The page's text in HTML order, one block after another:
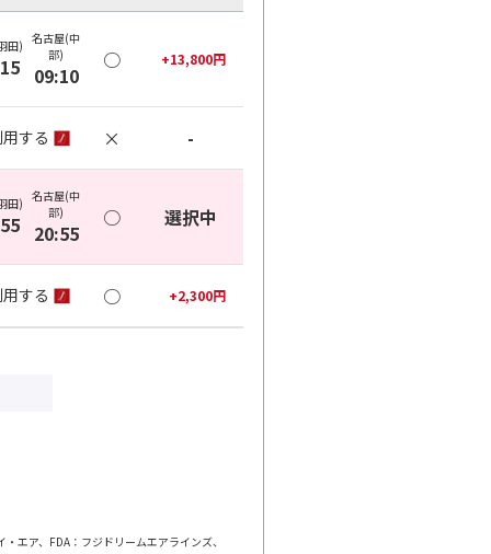
田) 名古屋(中
部)
09:10
○ +13,800円
する × -
田) 名古屋(中
部)
20:55
○ 選択中
する ○ +2,300円
エア、FDA：フジドリームエアラインズ、